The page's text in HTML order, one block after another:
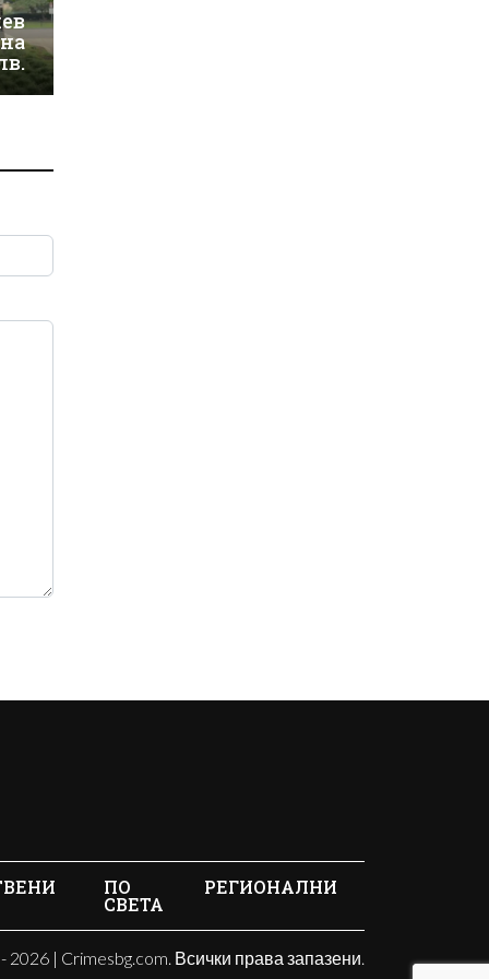
ПО
СВЕТА
РЕГИОНАЛНИ
2026 | Crimesbg.com. Всички права запазени.